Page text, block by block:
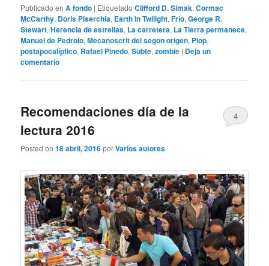
Publicado en A fondo | Etiquetado Clifford D. Simak,Cormac
McCarthy, Doris Piserchia, Earth in Twilight,Frío,George R.
Stewart,Herencia de estrellas, La carretera, La Tierra permanece,
Manuel de Pedrolo,Mecanoscrit del segon origen, Plop,
postapocalíptico, Rafael Pinedo,Subte,zombie | Deja un
comentario
Recomendaciones día de la
lectura 2016
Posted on18 abril, 2016porVarios autores
4